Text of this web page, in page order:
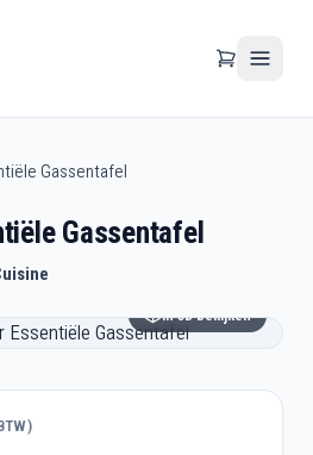
Gassentafel
Gassentafel
In 3D bekijken